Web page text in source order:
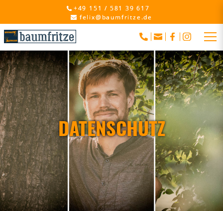
+49 151 / 581 39 617
felix@baumfritze.de
DATENSCHUTZ